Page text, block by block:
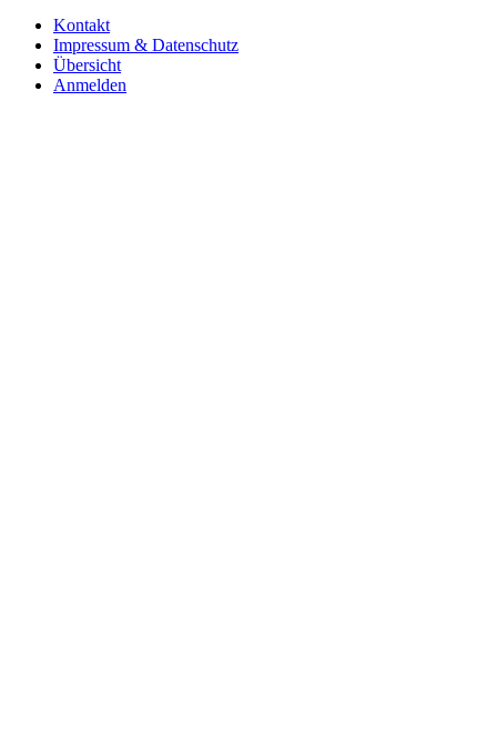
Kontakt
Impressum & Datenschutz
Übersicht
Anmelden